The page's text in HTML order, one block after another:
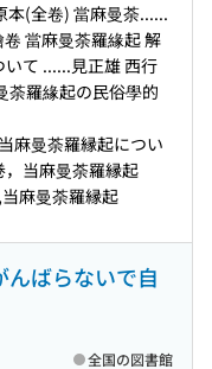
本(全卷) 當麻曼荼......
卷 當麻曼荼羅緣起 解
て ......見正雄 西行
荼羅緣起の民俗學的
麻曼荼羅縁起につい
，当麻曼荼羅縁起
麻曼荼羅縁起
んばらないで自
全国の図書館